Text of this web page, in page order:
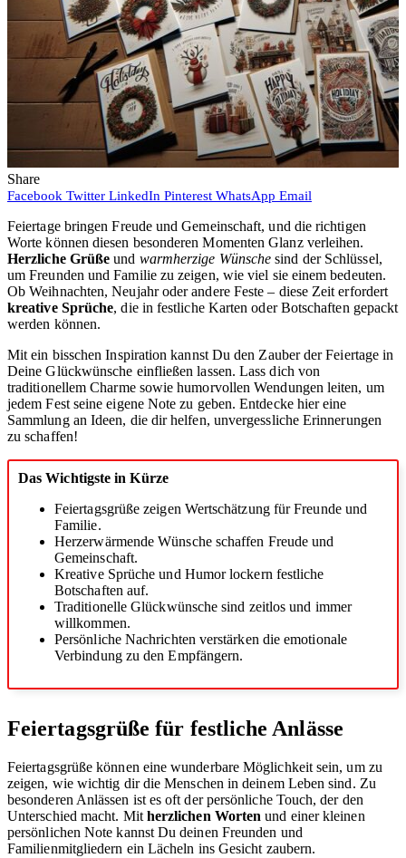
Share
Facebook Twitter LinkedIn Pinterest WhatsApp Email
Feiertage bringen Freude und Gemeinschaft, und die richtigen
Worte können diesen besonderen Momenten Glanz verleihen.
Herzliche Grüße und warmherzige Wünsche sind der Schlüssel,
um Freunden und Familie zu zeigen, wie viel sie einem bedeuten.
Ob Weihnachten, Neujahr oder andere Feste – diese Zeit erfordert
kreative Sprüche, die in festliche Karten oder Botschaften gepackt
werden können.
Mit ein bisschen Inspiration kannst Du den Zauber der Feiertage in
Deine Glückwünsche einfließen lassen. Lass dich von
traditionellem Charme sowie humorvollen Wendungen leiten, um
jedem Fest seine eigene Note zu geben. Entdecke hier eine
Sammlung an Ideen, die dir helfen, unvergessliche Erinnerungen
zu schaffen!
Das Wichtigste in Kürze
Feiertagsgrüße zeigen Wertschätzung für Freunde und
Familie.
Herzerwärmende Wünsche schaffen Freude und
Gemeinschaft.
Kreative Sprüche und Humor lockern festliche
Botschaften auf.
Traditionelle Glückwünsche sind zeitlos und immer
willkommen.
Persönliche Nachrichten verstärken die emotionale
Verbindung zu den Empfängern.
Feiertagsgrüße für festliche Anlässe
Feiertagsgrüße können eine wunderbare Möglichkeit sein, um zu
zeigen, wie wichtig dir die Menschen in deinem Leben sind. Zu
besonderen Anlässen ist es oft der persönliche Touch, der den
Unterschied macht. Mit herzlichen Worten und einer kleinen
persönlichen Note kannst Du deinen Freunden und
Familienmitgliedern ein Lächeln ins Gesicht zaubern.